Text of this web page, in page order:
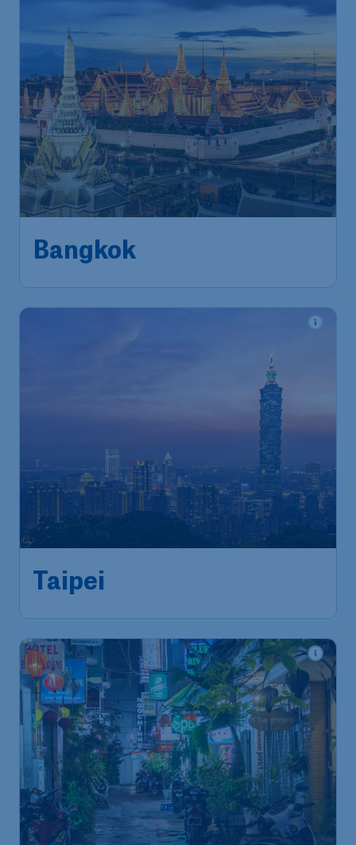
Bangkok €693*
vanaf
Brussels
Luchthaven Brussel
Bangkok
Internationale
Luchthaven Suvarnabhumi
Heenreis:
1u geleden gevonden
Taipei € 885*
vanaf
Taipei
Internationale
luchthaven Taiwan Taoyuan
Heenreis:
1u geleden gevonden
Ho Chi Minh €821*
vanaf